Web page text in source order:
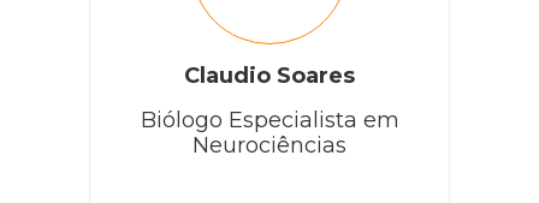
Claudio Soares
Biólogo Especialista em
Neurociências